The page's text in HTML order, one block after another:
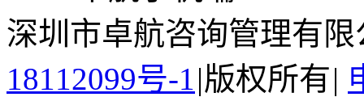
深圳市卓航咨询管理有限
18112099号-1 |版权所有|